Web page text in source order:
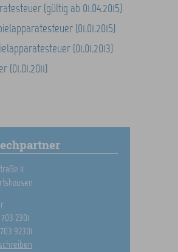
(gültig ab 01.04.2015)
(01.01.2015)
(01.01.2013)
11
2301
92301